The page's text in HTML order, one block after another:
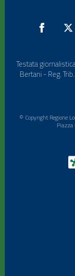
Testata
Bertani - Reg.
© Copyright Regione